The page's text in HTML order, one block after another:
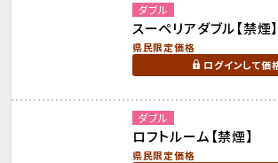
ダブル
スーペリアダブル【禁煙】
県民限定価格
ログインして価
ダブル
ロフトルーム【禁煙】
県民限定価格